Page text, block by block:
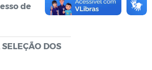
de
DOS